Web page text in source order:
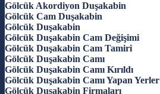
Gölcük Akordiyon Duşakabin
Gölcük Cam Duşakabin
Gölcük Duşakabin
Gölcük Duşakabin Cam Değişimi
Gölcük Duşakabin Cam Tamiri
Gölcük Duşakabin Camı
Gölcük Duşakabin Camı Kırıldı
Gölcük Duşakabin Camı Yapan Yerler
Gölcük Duşakabin Firmaları